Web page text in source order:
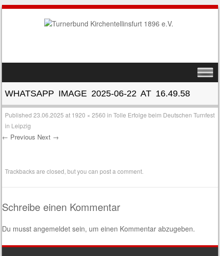
MENU
WHATSAPP IMAGE 2025-06-22 AT 16.49.58
Published23.06.2025 at 1920 × 2560 inTolle Erfolge beim Deutschen Turnfest
in Leipzig
← Previous Next →
Trackbacks are closed, but you canpost a comment
Schreibe einen Kommentar
Du musstangemeldet sein, um einen Kommentar abzugeben.